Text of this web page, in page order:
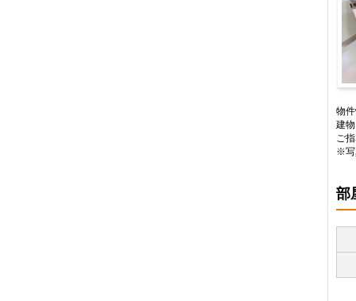
物
建
ご
※写
部